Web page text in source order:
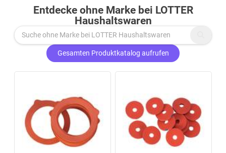
Zu den Produkten springen
Entdecke ohne Marke bei LOTTER
Haushaltswaren
Gesamten Produktkatalog aufrufen